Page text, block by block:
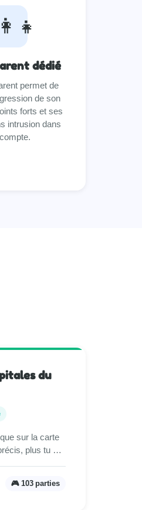
dédié
permet de
de son
forts et ses
intrusion dans
du
sur la carte
plus tu …
🎮 103 parties